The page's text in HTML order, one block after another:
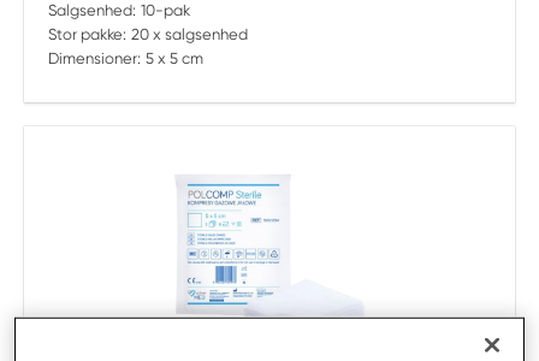
Salgsenhed: 10-pak
Stor pakke: 20 x salgsenhed
Dimensioner: 5 x 5 cm